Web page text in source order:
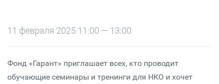
11 февраля 2025 11:00 — 13:00
Фонд «Гарант» приглашает всех, кто проводит
обучающие семинары и тренинги для НКО и хочет